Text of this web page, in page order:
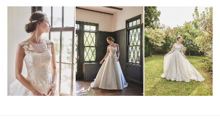
る〟幅広いラインナップが揃うinnocently。
素材・デザイ
ンにこだわったオリジナルドレスは3～23号まで展開。
国内外の有名デザイナーズドレスも多数取扱っており、
NYやミラノ・バルセロナからセレクトされたインポート
ドレスは全て日本人花嫁向けにサイズ調整。さらに和装
は1903年創業からの伝統を受け継がれている厳選された
お着物や現代の薫りをちりばめた艶やかなコレクショ
ン。すべての花嫁さまへ後悔しないお衣裳選びをお手伝
いさせて頂きます。